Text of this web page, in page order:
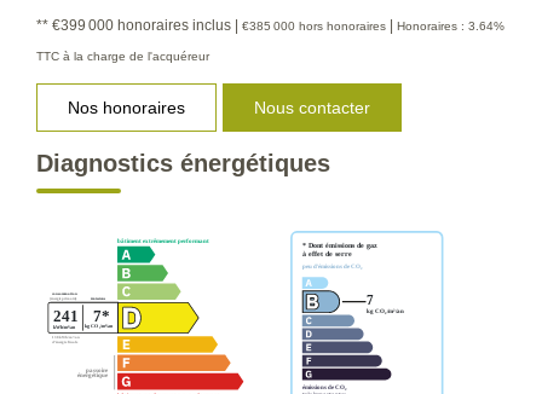
** €399 000 honoraires inclus | €385 000 hors honoraires | Honoraires : 3.64%
TTC à la charge de l'acquéreur
Nos honoraires Nous contacter
Diagnostics énergétiques